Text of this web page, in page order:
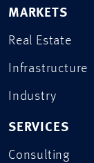
MARKETS
Real Estate
Infrastructure
Industry
SERVICES
Consulting